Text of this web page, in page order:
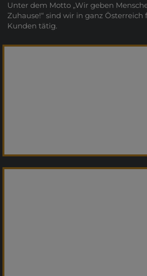
Unter dem Motto „Wir geben
Zuhause!“ sind wir in ganz Österreich
Kunden tätig.